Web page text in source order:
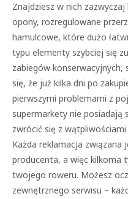
Znajdziesz w nich
opony, rozregulowane
hamulcowe, które dużo
typu elementy szybciej się
zabiegów konserwacyjnych,
się, że już kilka dni po
pierwszymi problemami z
supermarkety nie posiadają
zwrócić się z
Każda reklamacja związana
producenta, a więc kilkoma
twojego roweru. Możesz
zewnętrznego serwisu –